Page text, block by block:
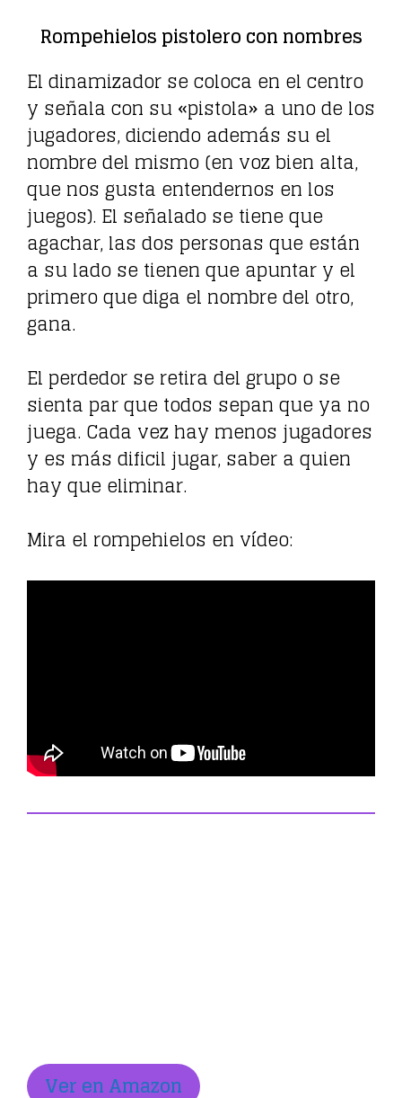
Rompehielos pistolero con nombres
El dinamizador se coloca en el centro
y señala con su «pistola» a uno de los
jugadores, diciendo además su el
nombre del mismo (en voz bien alta,
que nos gusta entendernos en los
juegos). El señalado se tiene que
agachar, las dos personas que están
a su lado se tienen que apuntar y el
primero que diga el nombre del otro,
gana.
El perdedor se retira del grupo o se
sienta par que todos sepan que ya no
juega. Cada vez hay menos jugadores
y es más dificil jugar, saber a quien
hay que eliminar.
Mira el rompehielos en vídeo:
Ver en Amazon